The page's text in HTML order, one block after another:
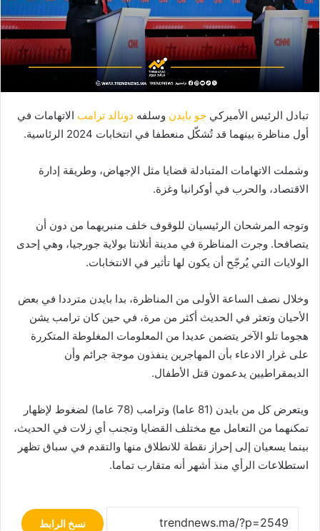
تبادل الرئيس الأميركي جو بايدن وسلفه دونالد ترامب الاتهامات في
أول مناظرة بينهما قد تُشكّل منعطفا في انتخابات 2024 الرئاسية.
وشملت الاتهامات المتبادلة قضايا مثل الإجهاض، وطريقة إدارة
الاقتصاد، والحرب في أوكرانيا وغزة.
وتوجه المرشحان الرئيسيان للوقوف خلف منبريهما من دون أن
يتصافحا. وجرت المناظرة في مدينة أتلانتا بولاية جورجيا، وهي إحدى
الولايات التي يُرجّح أن يكون لها تأثير في الانتخابات.
وخلال نصف الساعة الأولى من المناظرة، بدا بايدن مترددا في بعض
الأحيان وتعثر في الحديث أكثر من مرة، في حين كان ترامب يشن
هجوما تلو الآخر يتضمن عديدا من المعلومات المغلوطة المتكررة
على غرار الادعاء بأن المهاجرين ينفذون موجة جرائم وأن
الديمقراطيين يدعمون قتل الأطفال.
ويتعرض كل من بايدن (81 عاما) وترامب (78 عاما) لضغوط لإظهار
تمكنهما من التعامل مع مختلف القضايا وتجنب أي زلات في الحديث،
بينما يسعيان إلى إحراز نقطة للانطلاق منها والتقدم في سباق تظهر
استطلاعات الرأي منذ أشهر أنه متقارب تماما.
نسخ الرابط